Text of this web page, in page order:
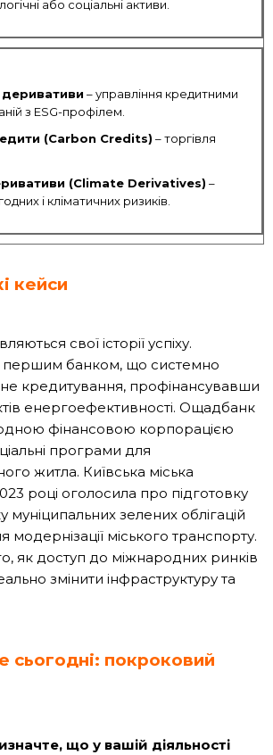
або соціальні активи.
деривативи – управління кредитними
з ESG-профілем.
(Carbon Credits) – торгівля
(Climate Derivatives) –
і кліматичних ризиків.
кейси
свої історії успіху.
першим банком, що системно
кредитування, профінансувавши
енергоефективності. Ощадбанк
фінансовою корпорацією
програми для
житла. Київська міська
році оголосила про підготовку
зелених облігацій
модернізації міського транспорту.
як доступ до міжнародних ринків
змінити інфраструктуру та
сьогодні: покроковий
що у вашій діяльності